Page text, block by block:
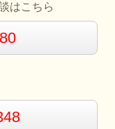
はこちら